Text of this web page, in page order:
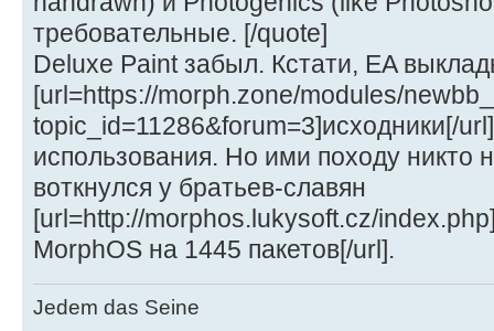
требовательные. [/quote]
Deluxe Paint забыл. Кстати, EA
[url=https://morph.zone/modules/
topic_id=11286&forum=3]исходники[/
использования. Но ими походу никто
воткнулся у братьев-славян
[url=http://morphos.lukysoft.cz/
MorphOS на 1445 пакетов[/url].
Jedem das Seine